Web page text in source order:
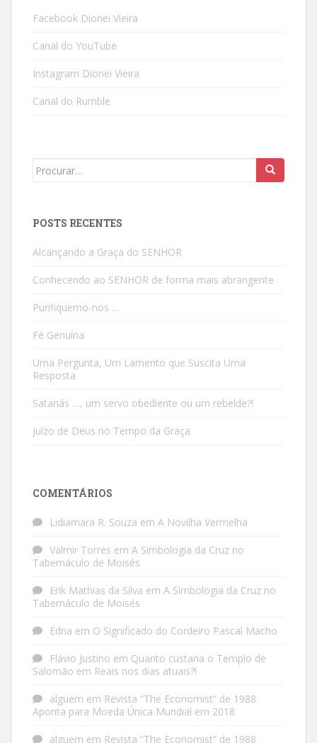
Facebook Dionei Vieira
Canal do YouTube
Instagram Dionei Vieira
Canal do Rumble
Search
POSTS RECENTES
Alcançando a Graça do SENHOR
Conhecendo ao SENHOR de forma mais abrangente
Purifiquemo-nos …
Fé Genuína
Uma Pergunta, Um Lamento que Suscita Uma
Resposta
Satanás …, um servo obediente ou um rebelde?!
Juízo de Deus no Tempo da Graça
COMENTÁRIOS
Lidiamara R. Souza em A Novilha Vermelha
Valmir Torres em A Simbologia da Cruz no
Tabernáculo de Moisés
Erik Mathias da Silva em A Simbologia da Cruz no
Tabernáculo de Moisés
Edna em O Significado do Cordeiro Pascal Macho
Flávio Justino em Quanto custaria o Templo de
Salomão em Reais nos dias atuais?!
alguem em Revista “The Economist” de 1988
Aponta para Moeda Única Mundial em 2018
alguem em Revista “The Economist” de 1988